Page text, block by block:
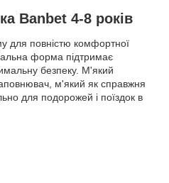
Banbet 4-8 років
для повністю комфортної
форма підтримає
безпеку. М'який
м'який як справжня
для подорожей і поїздок в